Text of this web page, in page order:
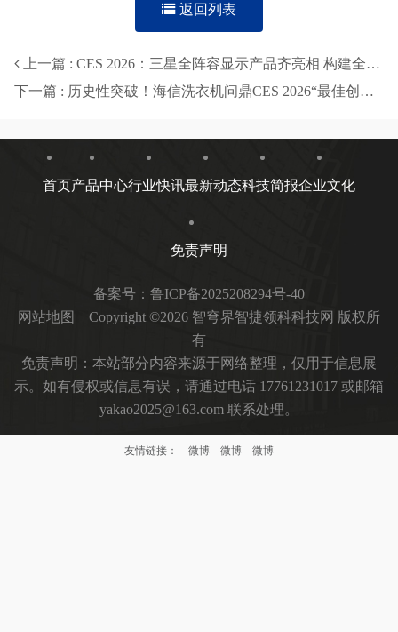
返回列表
上一篇 : CES 2026：三星全阵容显示产品齐亮相 构建全新AI视听生态
下一篇 : 历史性突破！海信洗衣机问鼎CES 2026“最佳创新奖”，15年来行业唯一
首页产品中心行业快讯最新动态科技简报企业文化
免责声明
备案号： 鲁ICP备2025208294号-40
网站地图
Copyright ©2026 智穹界智捷领科科技网 版权所
有
免责声明：本站部分内容来源于网络整理，仅用于信息展
示。如有侵权或信息有误，请通过电话 17761231017 或邮箱
yakao2025@163.com 联系处理。
友情链接： 微博 微博 微博